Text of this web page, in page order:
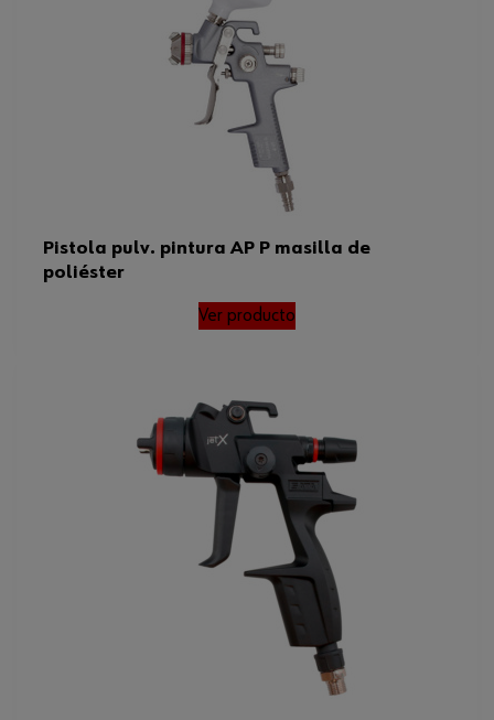
Pistola pulv. pintura AP P masilla de
poliéster
Ver producto